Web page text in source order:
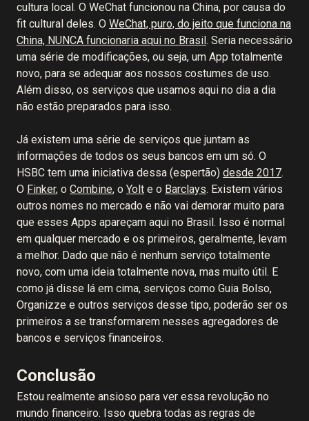
cultura local. O WeChat funcionou na China, por causa do
fit cultural deles. O WeChat, puro, do jeito que funciona na
China, NUNCA funcionaria aqui no Brasil . Seria necessário
uma série de modificações, ou seja, um App totalmente
novo, para se adequar aos nossos costumes de uso.
Além disso, os serviços que usamos aqui no dia a dia
não estão preparados para isso.
Já existem uma série de serviços que juntam as
informações de todos os seus bancos em um só. O
HSBC tem uma iniciativa dessa (espertão) desde 2017.
O Finker, o Combine, o Yolt e o Barclays. Existem vários
outros nomes no mercado e não vai demorar muito para
que esses Apps apareçam aqui no Brasil. Isso é normal
em qualquer mercado e os primeiros, geralmente, levam
a melhor. Dado que não é nenhum serviço totalmente
novo, com uma ideia totalmente nova, mas muito útil. E
como já disse lá em cima, serviços como Guia Bolso,
Organizze e outros serviços desse tipo, poderão ser os
primeiros a se transformarem nesses agregadores de
bancos e serviços financeiros.
Conclusão
Estou realmente ansioso para ver essa revolução no
mundo financeiro. Isso quebra todas as regras de